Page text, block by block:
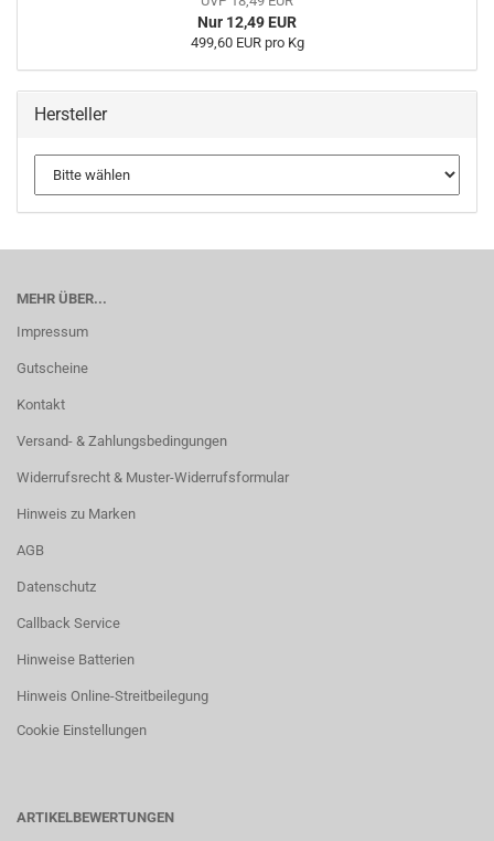
Nur 12,49 EUR
499,60 EUR pro Kg
Hersteller
MEHR ÜBER...
Impressum
Gutscheine
Kontakt
Versand- & Zahlungsbedingungen
Widerrufsrecht & Muster-Widerrufsformular
Hinweis zu Marken
AGB
Datenschutz
Callback Service
Hinweise Batterien
Hinweis Online-Streitbeilegung
Cookie Einstellungen
ARTIKELBEWERTUNGEN